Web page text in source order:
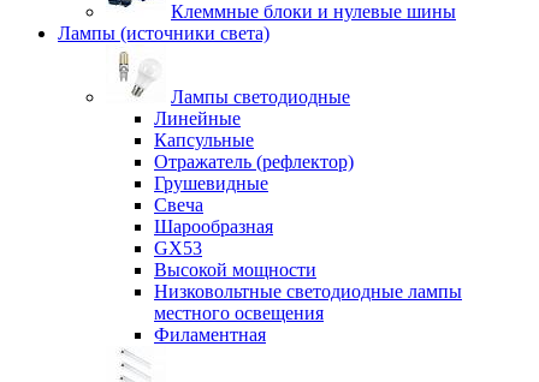
Клеммные блоки и нулевые шины
Лампы (источники света)
Лампы светодиодные
Линейные
Капсульные
Отражатель (рефлектор)
Грушевидные
Свеча
Шарообразная
GX53
Высокой мощности
Низковольтные светодиодные лампы
местного освещения
Филаментная